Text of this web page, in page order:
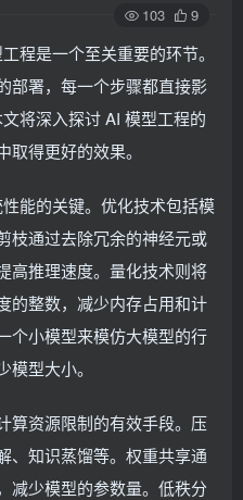
103 9
程是一个至关重要的环节。
部署，每一个步骤都直接影
将深入探讨 AI 模型工程的
得更好的效果。
能的关键。优化技术包括模
枝通过去除冗余的神经元或
高推理速度。量化技术则将
的整数，减少内存占用和计
个小模型来模仿大模型的行
型大小。
算资源限制的有效手段。压
、知识蒸馏等。权重共享通
减少模型的参数量。低秩分